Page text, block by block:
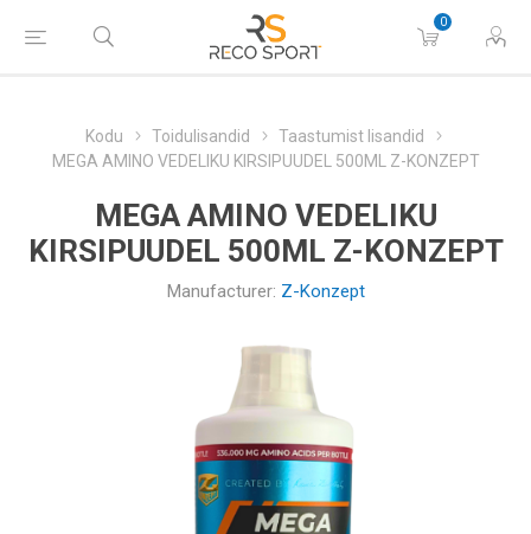
0
Kodu Toidulisandid
Taastumist lisandid
MEGA AMINO VEDELIKU KIRSIPUUDEL 500ML Z-KONZEPT
MEGA AMINO VEDELIKU
KIRSIPUUDEL 500ML Z-KONZEPT
Manufacturer: Z-Konzept